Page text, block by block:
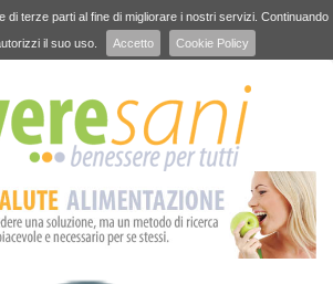
di terze parti al fine di migliorare i nostri servizi. Continuando
il suo uso.
Accetto Cookie Policy